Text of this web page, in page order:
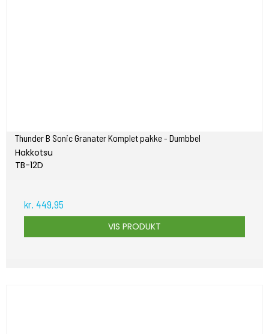
Thunder B Sonic Granater Komplet pakke - Dumbbel
Hakkotsu
TB-12D
kr. 449,95
VIS PRODUKT